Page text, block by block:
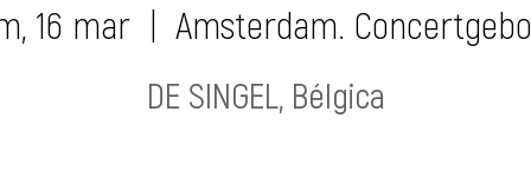
16 mar
  |
Amsterdam.
DE SINGEL, Bélgica